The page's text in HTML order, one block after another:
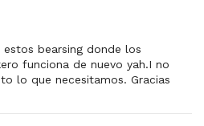
bearsing donde los
funciona de nuevo yah.I no
lo que necesitamos. Gracias